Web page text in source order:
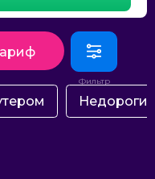
Недорогие